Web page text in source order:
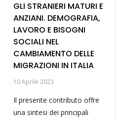
GLI STRANIERI MATURI E
ANZIANI. DEMOGRAFIA,
LAVORO E BISOGNI
SOCIALI NEL
CAMBIAMENTO DELLE
MIGRAZIONI IN ITALIA
10 Aprile 2023
Il presente contributo offre
una sintesi dei principali